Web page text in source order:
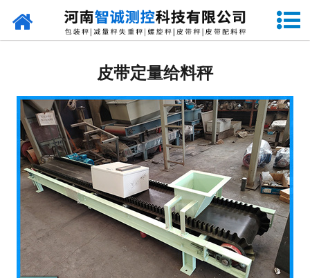
网站首页
- DCS-D系列单斗颗粒包装秤
- DCS-SP系列粉粒两用双斗包装秤
- DCS-DP系列粉粒两用单斗包装秤
- DCS-L系列粉状包装秤
DCS-S系列无斗定量包装秤
皮带定量给料秤